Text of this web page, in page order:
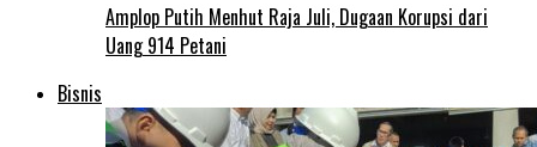
Amplop Putih Menhut Raja Juli, Dugaan Korupsi dari
Uang 914 Petani
Bisnis